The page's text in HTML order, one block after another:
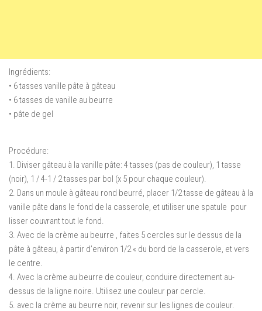
Ingrédients:
• 6 tasses vanille pâte à gâteau
• 6 tasses de vanille au beurre
• pâte de gel
Procédure:
1. Diviser gâteau à la vanille pâte: 4 tasses (pas de couleur), 1 tasse
(noir), 1 / 4-1 / 2 tasses par bol (x 5 pour chaque couleur).
2. Dans un moule à gâteau rond beurré, placer 1/2 tasse de gâteau à la
vanille pâte dans le fond de la casserole, et utiliser une spatule pour
lisser couvrant tout le fond.
3. Avec de la crème au beurre , faites 5 cercles sur le dessus de la
pâte à gâteau, à partir d’environ 1/2 « du bord de la casserole, et vers
le centre.
4. Avec la crème au beurre de couleur, conduire directement au-
dessus de la ligne noire. Utilisez une couleur par cercle.
5. avec la crème au beurre noir, revenir sur les lignes de couleur.